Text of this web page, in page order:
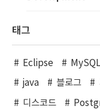
태그
Eclipse MySQL
java 블로그
디스코드